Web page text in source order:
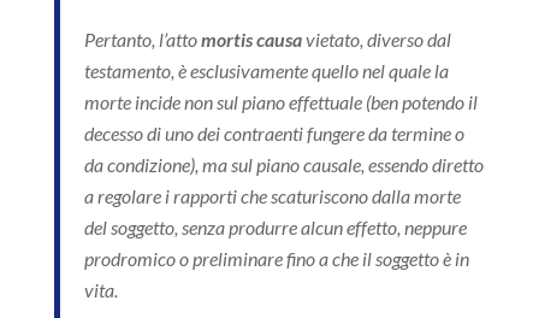
Pertanto, l’attomortis causavietato, diverso dal
testamento, è esclusivamente quello nel quale la
morte incide non sul piano effettuale (ben potendo il
decesso di uno dei contraenti fungere da termine o
da condizione), ma sul piano causale, essendo diretto
a regolare i rapporti che scaturiscono dalla morte
del soggetto, senza produrre alcun effetto, neppure
prodromico o preliminare fino a che il soggetto è in
vita.